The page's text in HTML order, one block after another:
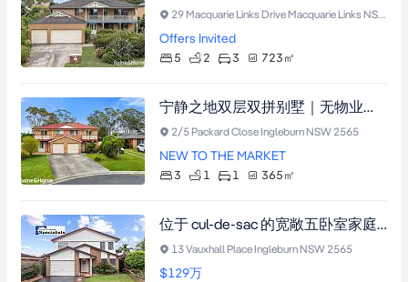
29 Macquarie Links Drive Macquarie Links NSW 2565
Offers Invited
5 2 3 723 ㎡
宁静之地双层双拼别墅｜无物业费·365㎡地块·近Ingleburn CBD
2/5 Packard Close Ingleburn NSW 2565
NEW TO THE MARKET
3 1 1 365 ㎡
位于 cul-de-sac 的宽敞五卧室家庭住宅！
13 Vauxhall Place Ingleburn NSW 2565
$129万